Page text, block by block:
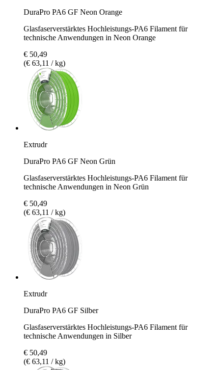
DuraPro PA6 GF Neon Orange
Glasfaserverstärktes Hochleistungs-PA6 Filament für
technische Anwendungen in Neon Orange
€ 50,49
(€ 63,11 / kg)
Extrudr
DuraPro PA6 GF Neon Grün
Glasfaserverstärktes Hochleistungs-PA6 Filament für
technische Anwendungen in Neon Grün
€ 50,49
(€ 63,11 / kg)
Extrudr
DuraPro PA6 GF Silber
Glasfaserverstärktes Hochleistungs-PA6 Filament für
technische Anwendungen in Silber
€ 50,49
(€ 63,11 / kg)